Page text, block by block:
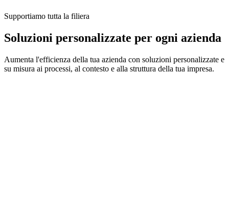
Supportiamo tutta la filiera
Soluzioni personalizzate per ogni azienda
Aumenta l'efficienza della tua azienda con soluzioni personalizzate e
su misura ai processi, al contesto e alla struttura della tua impresa.